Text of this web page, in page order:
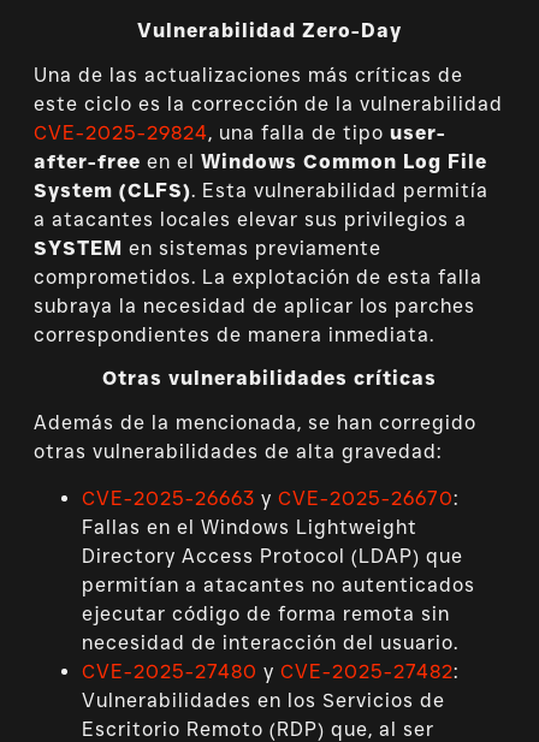
Vulnerabilidad Zero-Day
Una de las actualizaciones más críticas de
este ciclo es la corrección de la vulnerabilidad
CVE-2025-29824, una falla de tipouser-
after-free en elWindows Common Log File
System (CLFS). Esta vulnerabilidad permitía
a atacantes locales elevar sus privilegios a
SYSTEM en sistemas previamente
comprometidos. La explotación de esta falla
subraya la necesidad de aplicar los parches
correspondientes de manera inmediata.
Otras vulnerabilidades críticas
Además de la mencionada, se han corregido
otras vulnerabilidades de alta gravedad:
CVE-2025-26663 yCVE-2025-26670:
Fallas en el Windows Lightweight
Directory Access Protocol (LDAP) que
permitían a atacantes no autenticados
ejecutar código de forma remota sin
necesidad de interacción del usuario.
CVE-2025-27480 yCVE-2025-27482:
Vulnerabilidades en los Servicios de
Escritorio Remoto (RDP) que, al ser